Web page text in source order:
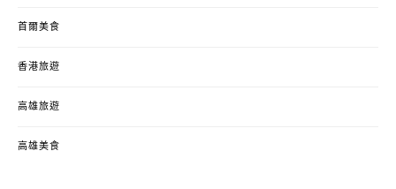
首爾美食
香港旅遊
高雄旅遊
高雄美食